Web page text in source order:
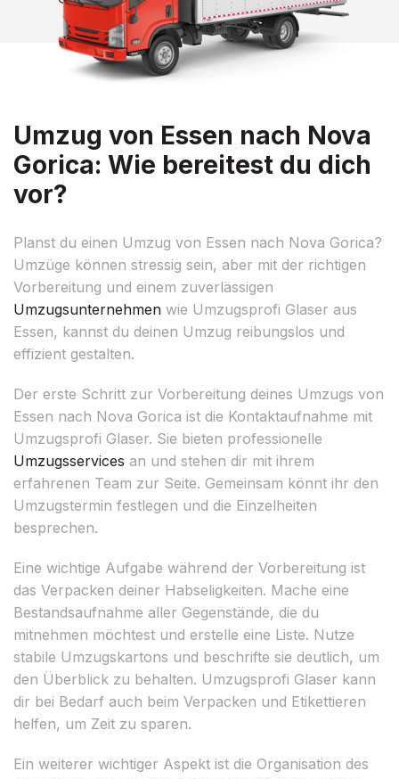
Umzug von Essen nach Nova
Gorica: Wie bereitest du dich
vor?
Planst du einen Umzug von Essen nach Nova Gorica?
Umzüge können stressig sein, aber mit der richtigen
Vorbereitung und einem zuverlässigen
Umzugsunternehmen wie Umzugsprofi Glaser aus
Essen, kannst du deinen Umzug reibungslos und
effizient gestalten.
Der erste Schritt zur Vorbereitung deines Umzugs von
Essen nach Nova Gorica ist die Kontaktaufnahme mit
Umzugsprofi Glaser. Sie bieten professionelle
Umzugsservices an und stehen dir mit ihrem
erfahrenen Team zur Seite. Gemeinsam könnt ihr den
Umzugstermin festlegen und die Einzelheiten
besprechen.
Eine wichtige Aufgabe während der Vorbereitung ist
das Verpacken deiner Habseligkeiten. Mache eine
Bestandsaufnahme aller Gegenstände, die du
mitnehmen möchtest und erstelle eine Liste. Nutze
stabile Umzugskartons und beschrifte sie deutlich, um
den Überblick zu behalten. Umzugsprofi Glaser kann
dir bei Bedarf auch beim Verpacken und Etikettieren
helfen, um Zeit zu sparen.
Ein weiterer wichtiger Aspekt ist die Organisation des